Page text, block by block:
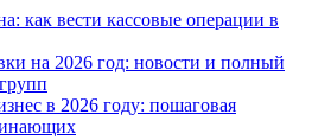
как вести кассовые операции в
на 2026 год: новости и полный
в 2026 году: пошаговая